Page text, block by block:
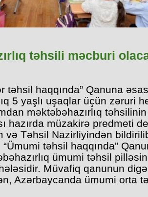
təhsili məcburi
təhsil haqqında” Qanuna
5 yaşlı uşaqlar üçün zəruri
məktəbəhazırlıq təhsilinin
hazırda müzakirə predmeti
və Təhsil Nazirliyindən
təhsil haqqında”
ümumi təhsil
Müvafiq qanunun
Azərbaycanda ümumi orta